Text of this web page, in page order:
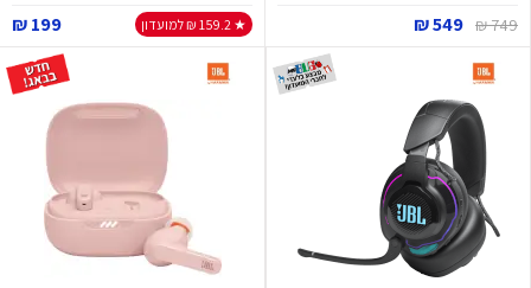
749 ₪
549 ₪
★ 159.2 ₪ למועדון
199 ₪